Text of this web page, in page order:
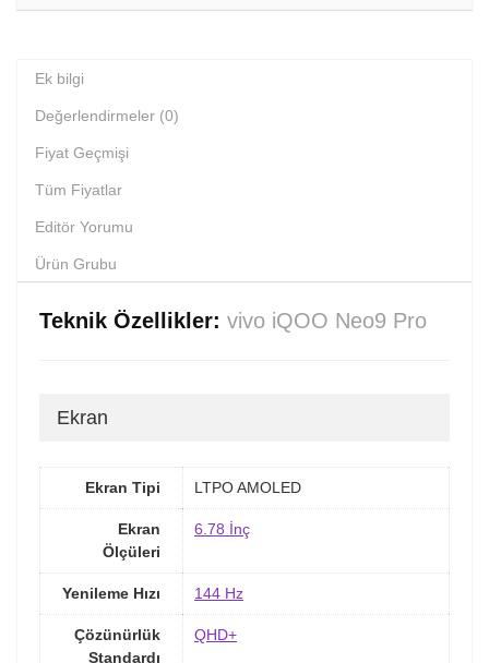
Ek bilgi
Değerlendirmeler (0)
Fiyat Geçmişi
Tüm Fiyatlar
Editör Yorumu
Ürün Grubu
Teknik Özellikler: vivo iQOO Neo9 Pro
Ekran
Ekran Tipi LTPO AMOLED
Ekran
Ölçüleri
6.78 İnç
Yenileme Hızı 144 Hz
Çözünürlük
Standardı
QHD+